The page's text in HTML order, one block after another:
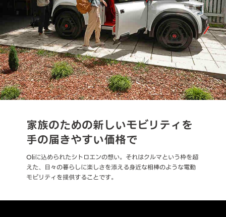
家族のための新しいモビリティを
手の届きやすい価格で
Oliに込められたシトロエンの想い。それはクルマという枠を超
えた、日々の暮らしに楽しさを添える身近な相棒のような電動
モビリティを提供することです。